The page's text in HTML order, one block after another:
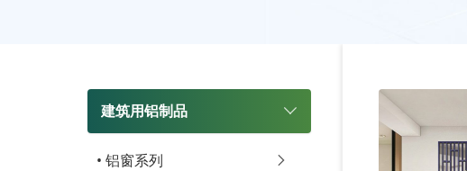
建筑用铝制品
• 铝窗系列